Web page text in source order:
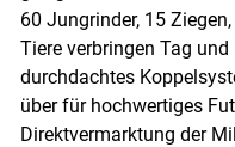
60 Jungrinder, 15
Tiere verbringen Tag
durchdachtes
über für hochwertiges
Direktvermarktung der